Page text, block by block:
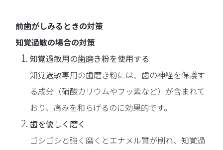
前歯がしみるときの対策
知覚過敏の場合の対策
知覚過敏用の歯磨き粉を使用する
知覚過敏専用の歯磨き粉には、歯の神経を保護す
る成分（硝酸カリウムやフッ素など）が含まれて
おり、痛みを和らげるのに効果的です。
歯を優しく磨く
ゴシゴシと強く磨くとエナメル質が削れ、知覚過